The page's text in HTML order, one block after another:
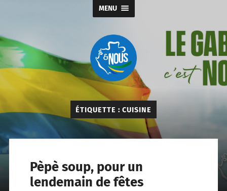
MENU
Gabon
&
nous
ÉTIQUETTE : CUISINE
Pèpè soup, pour un
lendemain de fêtes